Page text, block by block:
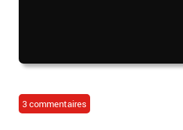
3 commentaires